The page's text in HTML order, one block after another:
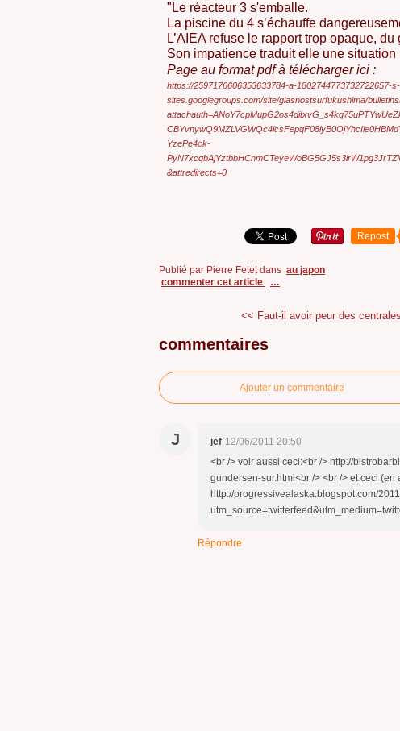
"Le réacteur 3 s'emballe.
La piscine du 4 s’échauffe
L’AIEA refuse le rapport trop opaque,
Son impatience traduit elle une situation
Page au format pdf à télécharger ici :
https://2597176606353633784-a-1802744773732722657-s-
sites.googlegroups.com/site/glasnostsurfukushima/
YzePe4ck-
&attredirects=0
Repost
Publié par Pierre Fetet dans au japon
commenter cet article
…
<< Faut-il avoir peur des
commentaires
Ajouter un commentaire
J jef 12/06/2011 20:50
<br /> voir aussi ceci:<br /> http://
gundersen-sur.html<br /> <br /> et ceci (en
http://progressivealaska.blogspot.com/
Répondre